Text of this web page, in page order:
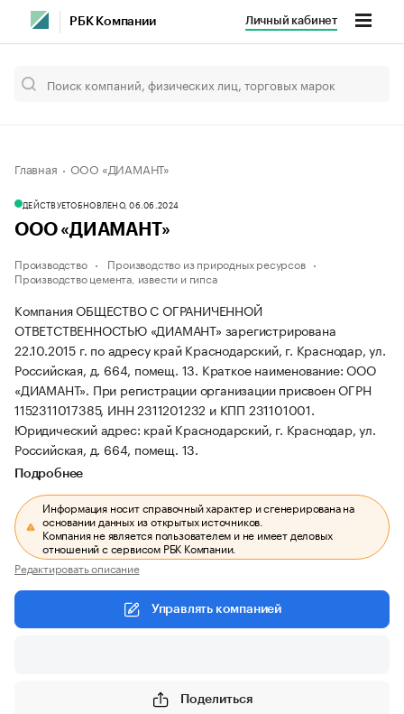
РБК Компании Личный кабинет
Главная ООО «ДИАМАНТ»
ДЕЙСТВУЕТОБНОВЛЕНО, 06.06.2024
ООО «ДИАМАНТ»
Производство
Производство из природных ресурсов
Производство цемента, извести и гипса
Компания ОБЩЕСТВО С ОГРАНИЧЕННОЙ
ОТВЕТСТВЕННОСТЬЮ «ДИАМАНТ» зарегистрирована
22.10.2015 г. по адресу край Краснодарский, г. Краснодар, ул.
Российская, д. 664, помещ. 13. Краткое наименование: ООО
«ДИАМАНТ». При регистрации организации присвоен ОГРН
1152311017385, ИНН 2311201232 и КПП 231101001.
Юридический адрес: край Краснодарский, г. Краснодар, ул.
Российская, д. 664, помещ. 13.
Подробнее
Информация носит справочный характер и сгенерирована на
основании данных из открытых источников.
Компания не является пользователем и не имеет деловых
отношений с сервисом РБК Компании.
Редактировать описание
Управлять компанией
Поделиться